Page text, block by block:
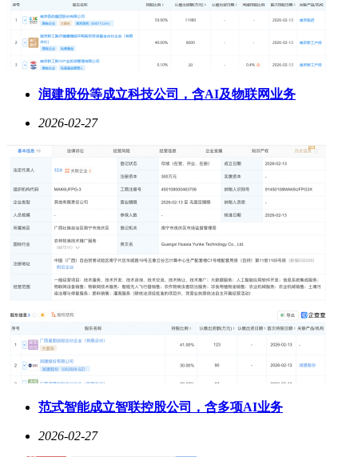
润建股份等成立科技公司，含AI及物联网业务
2026-02-27
范式智能成立智联控股公司，含多项AI业务
2026-02-27